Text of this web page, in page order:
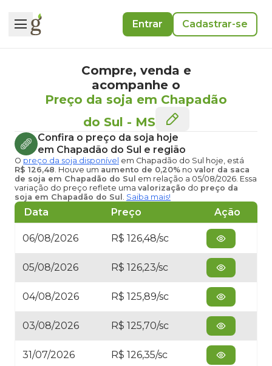
Entrar Cadastrar-se
Compre, venda e
acompanhe o
Preço da soja em Chapadão
do Sul - MS
Confira o preço da soja hoje
em Chapadão do Sul e região
O preço da soja disponível em Chapadão do Sul hoje, está
R$ 126,48. Houve um aumento de 0,20% no valor da saca
de soja em Chapadão do Sul em relação a 05/08/2026. Essa
variação do preço reflete uma valorização do preço da
soja em Chapadão do Sul . Saiba mais!
Data Preço Ação
06/08/2026 R$ 126,48/sc
05/08/2026 R$ 126,23/sc
04/08/2026 R$ 125,89/sc
03/08/2026 R$ 125,70/sc
31/07/2026 R$ 126,35/sc